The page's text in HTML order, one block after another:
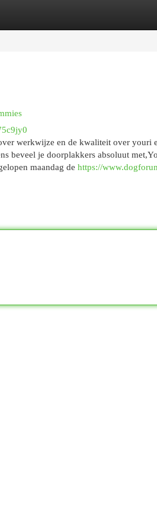
werkwijze en de kwaliteit over youri
beveel je doorplakkers absoluut
maandag de https://